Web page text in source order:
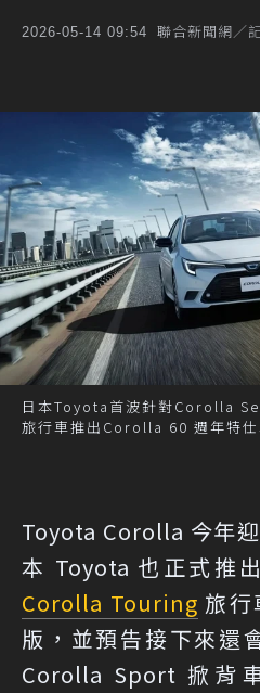
2026-05-14 09:54 聯合新聞網／
日本Toyota首波針對Corolla
旅行車推出Corolla 60 週年特仕
Toyota Corolla 今年
本 Toyota 也正式推出
Corolla Touring 旅
版，並預告接下來還
Corolla Sport 掀背